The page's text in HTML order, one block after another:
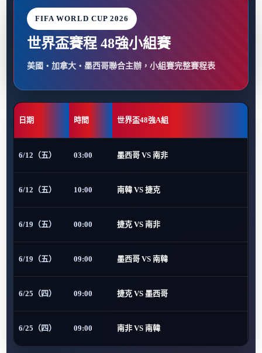
FIFA WORLD CUP 2026
世界盃賽程 48強小組賽
美國・加拿大・墨西哥聯合主辦，小組賽完整賽程表
日期 時間 世界盃48強A組
6/12（五） 03:00 墨西哥 VS 南非
6/12（五） 10:00 南韓 VS 捷克
6/19（五） 00:00 捷克 VS 南非
6/19（五） 09:00 墨西哥 VS 南韓
6/25（四） 09:00 捷克 VS 墨西哥
6/25（四） 09:00 南非 VS 南韓